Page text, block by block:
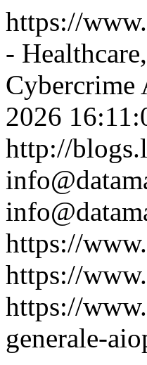
https://
-
2026
http://
https://
https://
https://
generale-